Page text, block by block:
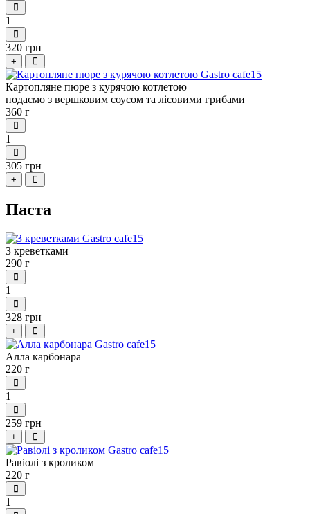
1
320 грн
+
Картопляне пюре з курячою котлетою
подаємо з вершковим соусом та лісовими грибами
360 г
1
305 грн
+
Паста
З креветками
290 г
1
328 грн
+
Алла карбонара
220 г
1
259 грн
+
Равіолі з кроликом
220 г
1